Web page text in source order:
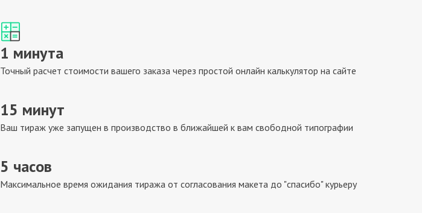
1 минута
Точный расчет стоимости вашего заказа через простой онлайн калькулятор на сайте
15 минут
Ваш тираж уже запущен в производство в ближайшей к вам свободной типографии
5 часов
Максимальное время ожидания тиража от согласования макета до "спасибо" курьеру